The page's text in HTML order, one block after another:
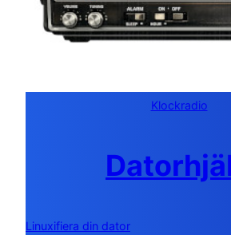
Klockradio
Linuxifiera din dator